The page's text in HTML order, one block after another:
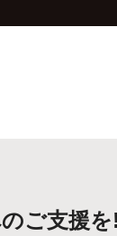
ト
ご支援